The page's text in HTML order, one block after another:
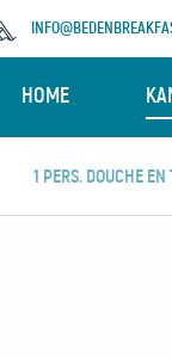
HOME
1 PERS. DOUCHE EN